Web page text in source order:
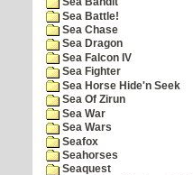
Sea Battle!
Sea Chase
Sea Dragon
Sea Falcon IV
Sea Fighter
Sea Horse Hide'n Seek
Sea Of Zirun
Sea War
Sea Wars
Seafox
Seahorses
Seaquest